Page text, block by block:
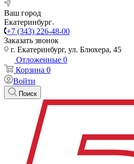
Ваш город
Екатеринбург
+7 (343) 226-48-00
Заказать звонок
г. Екатеринбург, ул. Блюхера, 45
Отложенные 0
Корзина 0
Войти
Поиск